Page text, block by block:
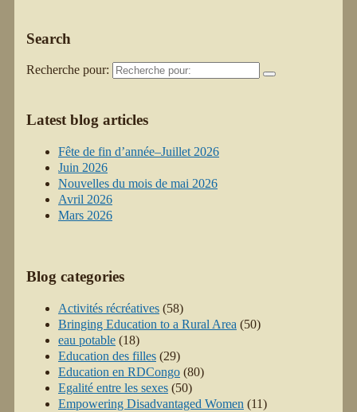
Search
Recherche pour:
Latest blog articles
Fête de fin d’année–Juillet 2026
Juin 2026
Nouvelles du mois de mai 2026
Avril 2026
Mars 2026
Blog categories
Activités récréatives (58)
Bringing Education to a Rural Area (50)
eau potable (18)
Education des filles (29)
Education en RDCongo (80)
Egalité entre les sexes (50)
Empowering Disadvantaged Women (11)